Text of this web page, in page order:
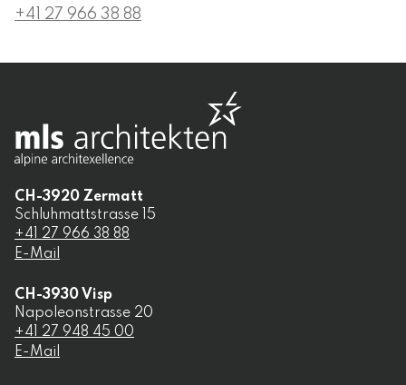
+41 27 966 38 88
CH-3920 Zermatt
Schluhmattstrasse 15
+41 27 966 38 88
E-Mail
CH-3930 Visp
Napoleonstrasse 20
+41 27 948 45 00
E-Mail